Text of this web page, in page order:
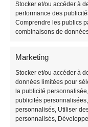
Stocker et/ou accéder à
performance des
Comprendre les publics
combinaisons de
Marketing
Stocker et/ou accéder à
données limitées pour
la publicité
publicités
personnalisés, Utiliser
personnalisés,